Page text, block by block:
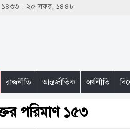
১৪৩৩ । ২৫ সফর, ১৪৪৮
রাজনীতি আন্তর্জাতিক অর্থনীতি
পরিমাণ ১৫৩